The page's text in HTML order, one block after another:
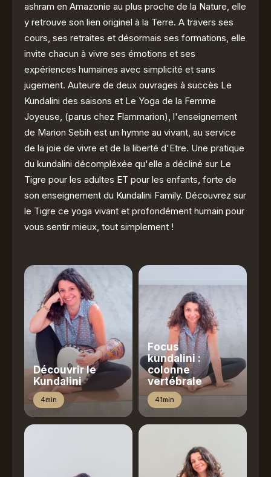
ashram en Amazonie au plus proche de la Nature, elle
y retrouve son lien originel à la Terre. A travers ses
cours, ses retraites et désormais ses formations, elle
invite chacun à vivre ses émotions et ses
expériences humaines avec simplicité et sans
jugement. Auteure de deux ouvrages à succès Le
Kundalini des saisons et Le Yoga de la Femme
Joyeuse, (parus chez Flammarion), l'enseignement
de Marion Sebih est un hymne au vivant, au service
de la joie de vivre et de la liberté d'Etre. Une pratique
du kundalini décompléxée qu'elle a décliné sur Le
Tigre pour les adultes ET pour les enfants, forte de
son enseignement du Kundalini Family. Découvrez sur
le Tigre ce yoga vivant et profondément humain pour
vous sentir mieux, tout simplement !
Découvrir le
Kundalini
4min
Focus
kundalini :
colonne
vertébrale
41min